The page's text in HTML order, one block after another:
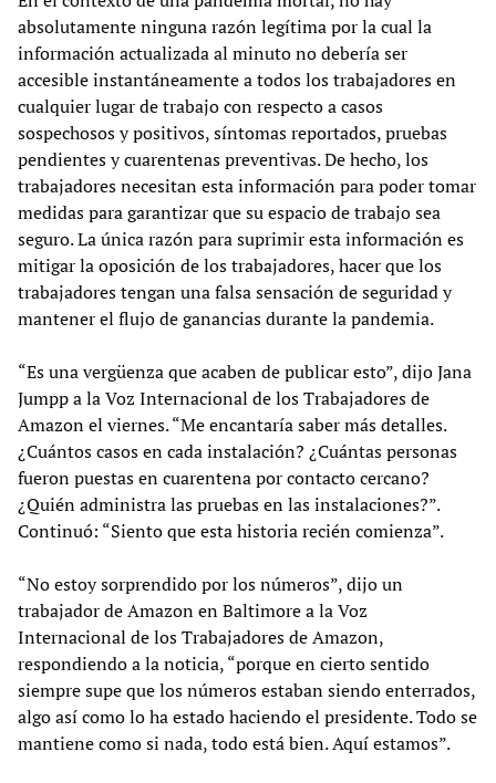
absolutamente ninguna razón legítima por la cual la
información actualizada al minuto no debería ser
accesible instantáneamente a todos los trabajadores en
cualquier lugar de trabajo con respecto a casos
sospechosos y positivos, síntomas reportados, pruebas
pendientes y cuarentenas preventivas. De hecho, los
trabajadores necesitan esta información para poder tomar
medidas para garantizar que su espacio de trabajo sea
seguro. La única razón para suprimir esta información es
mitigar la oposición de los trabajadores, hacer que los
trabajadores tengan una falsa sensación de seguridad y
mantener el flujo de ganancias durante la pandemia.
“Es una vergüenza que acaben de publicar esto”, dijo Jana
Jumpp a la Voz Internacional de los Trabajadores de
Amazon el viernes. “Me encantaría saber más detalles.
¿Cuántos casos en cada instalación? ¿Cuántas personas
fueron puestas en cuarentena por contacto cercano?
¿Quién administra las pruebas en las instalaciones?”.
Continuó: “Siento que esta historia recién comienza”.
“No estoy sorprendido por los números”, dijo un
trabajador de Amazon en Baltimore a la Voz
Internacional de los Trabajadores de Amazon,
respondiendo a la noticia, “porque en cierto sentido
siempre supe que los números estaban siendo enterrados,
algo así como lo ha estado haciendo el presidente. Todo se
mantiene como si nada, todo está bien. Aquí estamos”.